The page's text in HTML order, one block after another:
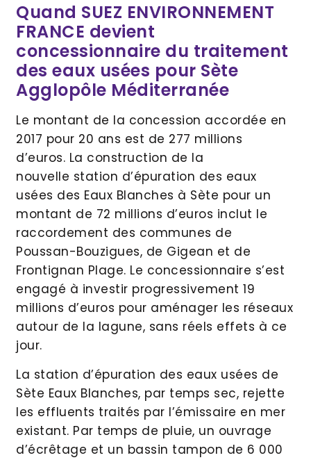
Quand SUEZ ENVIRONNEMENT
FRANCE devient
concessionnaire du traitement
des eaux usées pour Sète
Agglopôle Méditerranée
Le montant de la concession accordée en
2017 pour 20 ans est de 277 millions
d’euros. La construction de la
nouvelle station d’épuration des eaux
usées des Eaux Blanches à Sète pour un
montant de 72 millions d’euros inclut le
raccordement des communes de
Poussan-Bouzigues, de Gigean et de
Frontignan Plage. Le concessionnaire s’est
engagé à investir progressivement 19
millions d’euros pour aménager les réseaux
autour de la lagune, sans réels effets à ce
jour.
La station d’épuration des eaux usées de
Sète Eaux Blanches, par temps sec, rejette
les effluents traités par l’émissaire en mer
existant. Par temps de pluie, un ouvrage
d’écrêtage et un bassin tampon de 6 000